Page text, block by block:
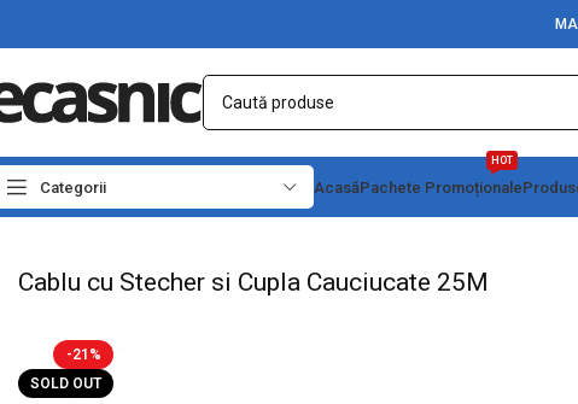
Categorii AcasăPachete Promoționale
HOT
Prima pagină Conectica Prize, prelungitoare, stechere
Cablu cu Stecher si Cupla Cauciucate 25M
-21%
SOLD OUT